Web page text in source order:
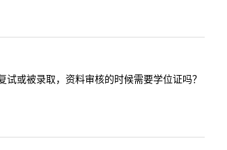
或被录取，资料审核的时候需要学位证吗？